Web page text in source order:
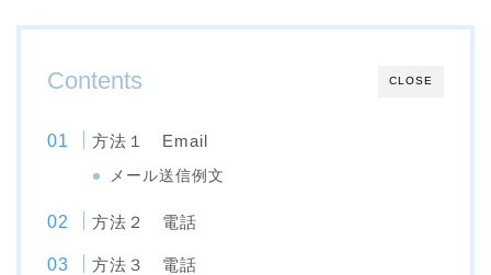
CLOSE
Contents
方法１ Email
メール送信例文
方法２ 電話
方法３ 電話